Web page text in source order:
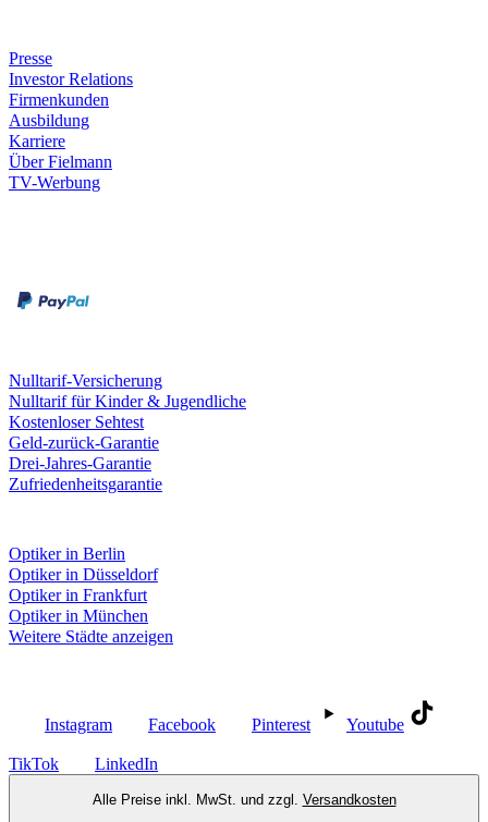
Presse
Investor Relations
Firmenkunden
Ausbildung
Karriere
Über Fielmann
TV-Werbung
Nulltarif-Versicherung
Nulltarif für Kinder & Jugendliche
Kostenloser Sehtest
Geld-zurück-Garantie
Drei-Jahres-Garantie
Zufriedenheitsgarantie
Optiker in Berlin
Optiker in Düsseldorf
Optiker in Frankfurt
Optiker in München
Weitere Städte anzeigen
Instagram Facebook Pinterest Youtube
TikTok LinkedIn
Alle Preise inkl. MwSt. und zzgl. Versandkosten